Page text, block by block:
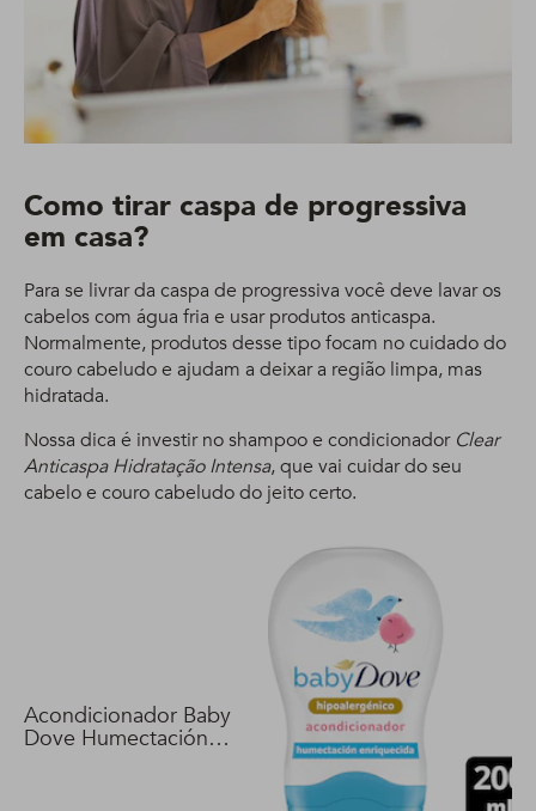
Como tirar caspa de progressiva
em casa?
Para se livrar da caspa de progressiva você deve lavar os
cabelos com água fria e usar produtos anticaspa.
Normalmente, produtos desse tipo focam no cuidado do
couro cabeludo e ajudam a deixar a região limpa, mas
hidratada.
Nossa dica é investir no shampoo e condicionador Clear
Anticaspa Hidratação Intensa, que vai cuidar do seu
cabelo e couro cabeludo do jeito certo.
Acondicionador Baby
Dove Humectación